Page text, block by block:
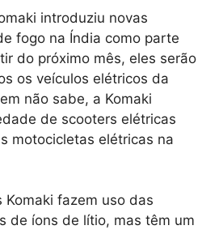
introduziu novas
fogo na Índia como parte
do próximo mês, eles serão
os veículos elétricos da
não sabe, a Komaki
de scooters elétricas
motocicletas elétricas na
fazem uso das
de íons de lítio, mas têm um